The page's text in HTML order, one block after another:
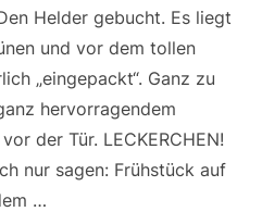
Helder gebucht. Es liegt
und vor dem tollen
„eingepackt“. Ganz zu
hervorragendem
der Tür. LECKERCHEN!
nur sagen: Frühstück auf
…